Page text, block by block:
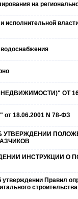
на
водоснабжения
ОТ
18.06.2001 N 78-ФЗ
ОБ УТВЕРЖДЕНИИ
ИНСТРУКЦИИ
Правил